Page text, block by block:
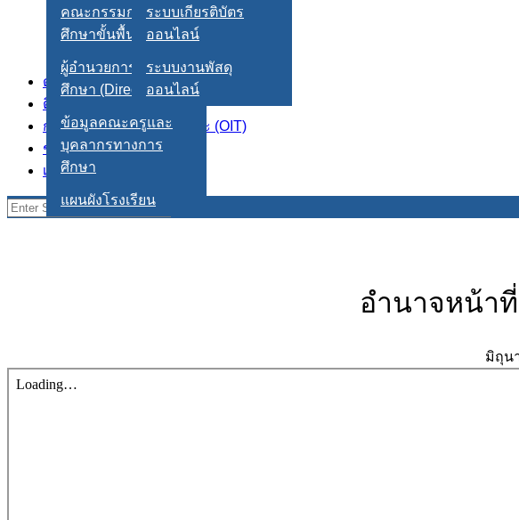
คณะกรรมการสถาน
ศึกษาขั้นพื้นฐาน
ผู้อำนวยการสถาน
ศึกษา (Director)
ข้อมูลคณะครูและ
บุคลากรทางการ
ศึกษา
แผนผังโรงเรียน
ระบบเกียรติบัตร
ออนไลน์
ระบบงานพัสดุ
ออนไลน์
ระบบกีฬาเครือข่าย
ระบบเกียรติบัตรออนไลน์
ระบบงานพัสดุออนไลน์
ดาวน์โหลด
ติดต่อสอบถาม (Q&A)
การเปิดเผยข้อมูลสาธารณะ (OIT)
ช่องทางร้องเรียน/ร้องทุกข์
เข้าสู่ระบบ
Search
อำนาจหน้า
มิถุน